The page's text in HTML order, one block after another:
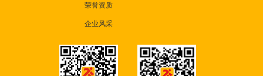
荣誉资质
企业风采